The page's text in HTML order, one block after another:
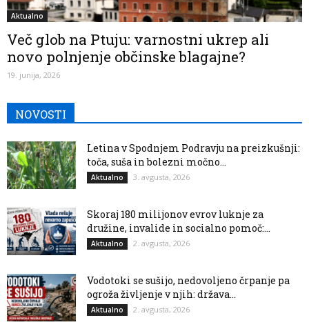
Aktualno
Več glob na Ptuju: varnostni ukrep ali
novo polnjenje občinske blagajne?
19. junija, 2026
NOVOSTI
Letina v Spodnjem Podravju na preizkušnji:
toča, suša in bolezni močno...
Aktualno 3. avgusta, 2026
Skoraj 180 milijonov evrov luknje za
družine, invalide in socialno pomoč:...
Aktualno 2. avgusta, 2026
Vodotoki se sušijo, nedovoljeno črpanje pa
ogroža življenje v njih: država...
Aktualno 2. avgusta, 2026